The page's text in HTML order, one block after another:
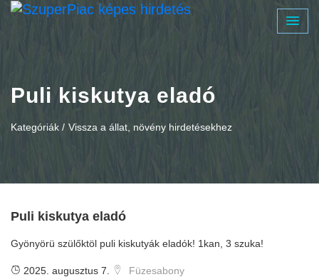
Puli kiskutya eladó
Kategóriák / Vissza a állat, növény hirdetésekhez
Puli kiskutya eladó
Gyönyörü szülőktöl puli kiskutyák eladók! 1kan, 3 szuka!
2025. augusztus 7.
Füzesabony